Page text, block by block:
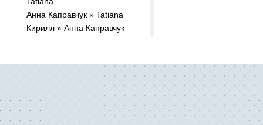
Анна Каправчук » Tatiana
Кирилл » Анна Каправчук